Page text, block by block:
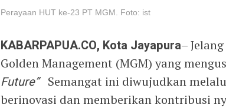
Perayaan HUT ke-23 PT MGM. Foto: ist
KABARPAPUA.CO, Kota Jayapura–
Golden Management (MGM) yang
Future” Semangat ini diwujudkan
berinovasi dan memberikan kontribusi